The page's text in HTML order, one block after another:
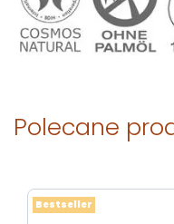
Polecane
Bestseller